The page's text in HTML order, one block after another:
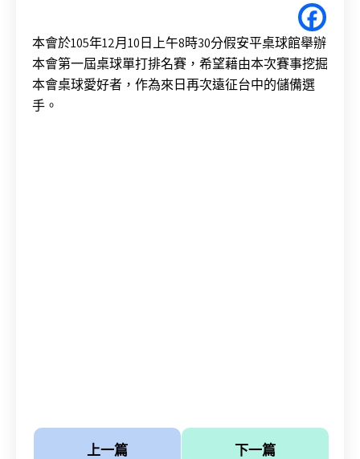
本會於105年12月10日上午8時30分假安平桌球館舉辦
本會第一屆桌球單打排名賽，希望藉由本次賽事挖掘
本會桌球愛好者，作為來日再次遠征台中的儲備選
手。
上一篇 下一篇